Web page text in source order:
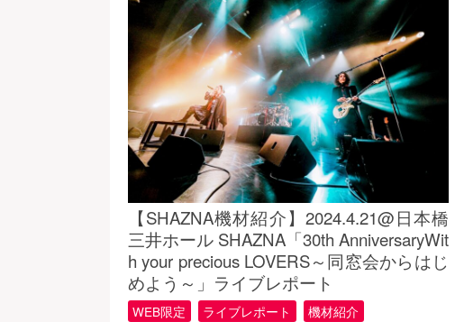
【SHAZNA機材紹介】2024.4.21@日本橋
三井ホール SHAZNA「30th AnniversaryWit
h your precious LOVERS～同窓会からはじ
めよう～」ライブレポート
WEB限定 ライブレポート 機材紹介